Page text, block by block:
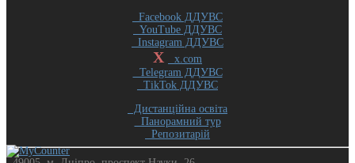
Facebook ДДУВС
YouTube ДДУВС
Instagram ДДУВС
X
x.com
Telegram ДДУВС
TikTok ДДУВС
Дистанційна освіта
Панорамний тур
Репозитарій